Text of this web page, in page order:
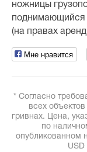
ножницы
поднимающийся
(на правах
Мне нравится
* Согласно
всех
гривнах. Цена,
по
опубликованном
USD